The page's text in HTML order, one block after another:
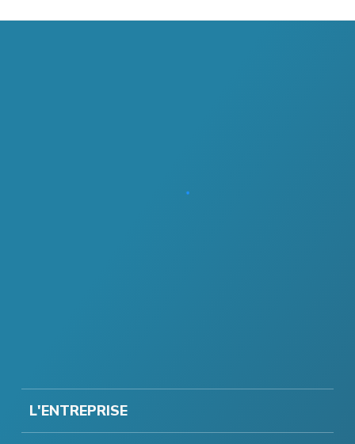
L'ENTREPRISE